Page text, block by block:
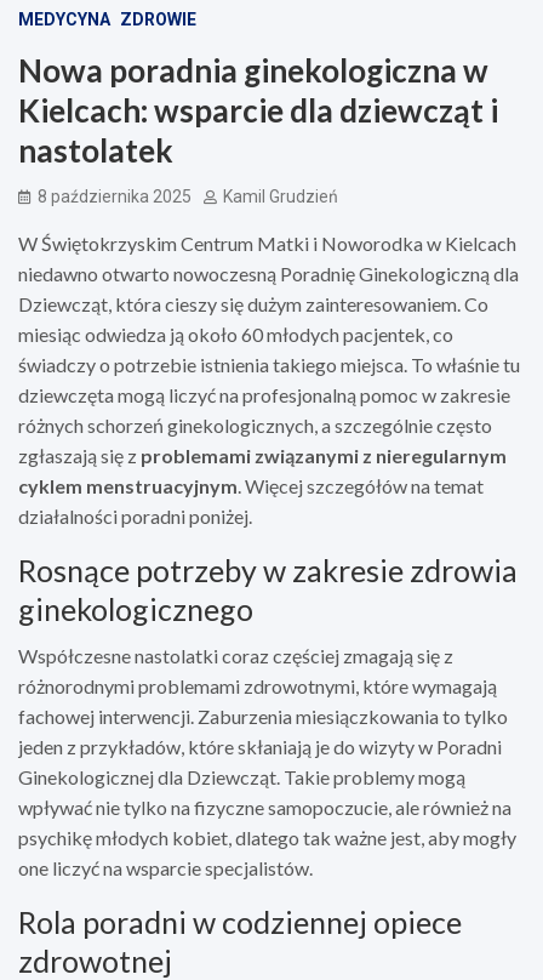
MEDYCYNA ZDROWIE
Nowa poradnia ginekologiczna w
Kielcach: wsparcie dla dziewcząt i
nastolatek
8 października 2025 Kamil Grudzień
W Świętokrzyskim Centrum Matki i Noworodka w Kielcach
niedawno otwarto nowoczesną Poradnię Ginekologiczną dla
Dziewcząt, która cieszy się dużym zainteresowaniem. Co
miesiąc odwiedza ją około 60 młodych pacjentek, co
świadczy o potrzebie istnienia takiego miejsca. To właśnie tu
dziewczęta mogą liczyć na profesjonalną pomoc w zakresie
różnych schorzeń ginekologicznych, a szczególnie często
zgłaszają się z problemami związanymi z nieregularnym
cyklem menstruacyjnym . Więcej szczegółów na temat
działalności poradni poniżej.
Rosnące potrzeby w zakresie zdrowia
ginekologicznego
Współczesne nastolatki coraz częściej zmagają się z
różnorodnymi problemami zdrowotnymi, które wymagają
fachowej interwencji. Zaburzenia miesiączkowania to tylko
jeden z przykładów, które skłaniają je do wizyty w Poradni
Ginekologicznej dla Dziewcząt. Takie problemy mogą
wpływać nie tylko na fizyczne samopoczucie, ale również na
psychikę młodych kobiet, dlatego tak ważne jest, aby mogły
one liczyć na wsparcie specjalistów.
Rola poradni w codziennej opiece
zdrowotnej